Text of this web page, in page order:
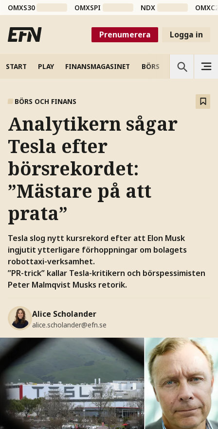
OMXS30 OMXSPI NDX
Prenumerera Logga in
START PLAY FINANSMAGASINET BÖRS VETENSKAP
BÖRS OCH FINANS
Analytikern sågar
Tesla efter
börsrekordet:
”Mästare på att
prata”
Tesla slog nytt kursrekord efter att Elon Musk
ingjutit ytterligare förhoppningar om bolagets
robottaxi-verksamhet.
”PR-trick” kallar Tesla-kritikern och börspessimisten
Peter Malmqvist Musks retorik.
Alice Scholander
alice.scholander@efn.se